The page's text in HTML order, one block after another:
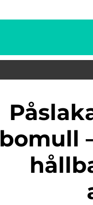
Påslakanset av ekologisk
bomull